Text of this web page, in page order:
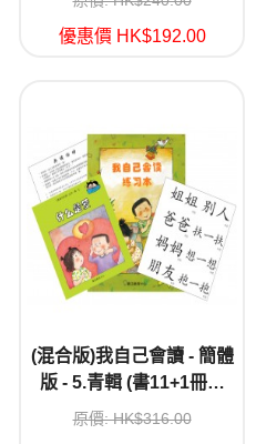
優惠價 HK$192.00
(混合版)我自己會讀 - 簡體
版 - 5.青輯 (書11+1冊、
QR Code故事錄音、練習1
原價: HK$316.00